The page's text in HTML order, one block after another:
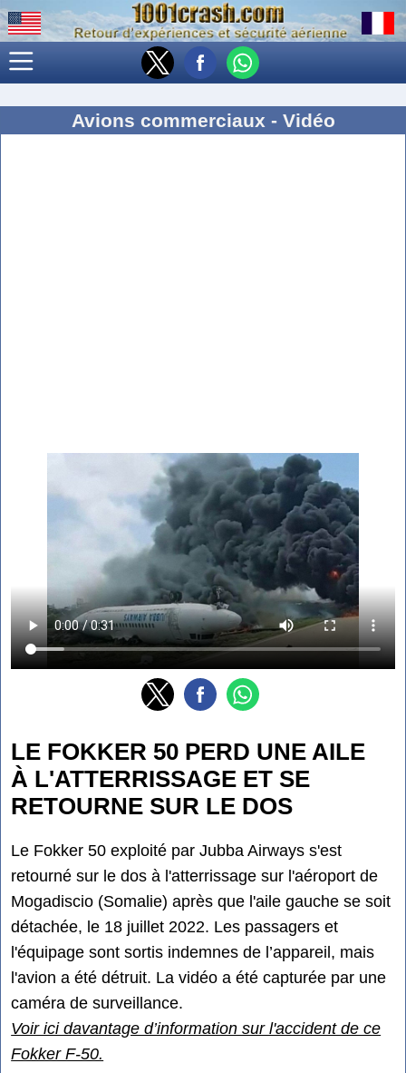
Avions commerciaux - Vidéo
LE FOKKER 50 PERD UNE AILE
À L'ATTERRISSAGE ET SE
RETOURNE SUR LE DOS
Le Fokker 50 exploité par Jubba Airways s'est
retourné sur le dos à l'atterrissage sur l'aéroport de
Mogadiscio (Somalie) après que l'aile gauche se soit
détachée, le 18 juillet 2022. Les passagers et
l'équipage sont sortis indemnes de l’appareil, mais
l'avion a été détruit. La vidéo a été capturée par une
caméra de surveillance.
Voir ici davantage d’information sur l'accident de ce
Fokker F-50.